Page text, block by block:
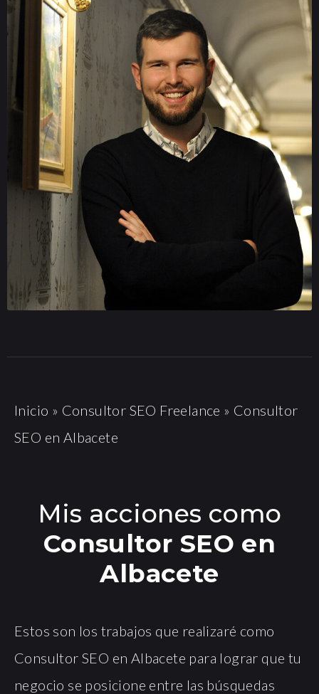
Inicio » Consultor SEO Freelance » Consultor
SEO en Albacete
Mis acciones como
Consultor SEO en
Albacete
Estos son los trabajos que realizaré como
Consultor SEO en Albacete para lograr que tu
negocio se posicione entre las búsquedas